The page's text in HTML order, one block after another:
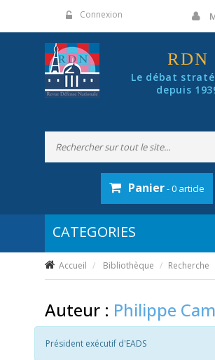
Connexion
RDN
Le débat
depuis
Panier- 0 article
Accueil Bibliothèque Recherche
Auteur : Philippe
Président exécutif d'EADS